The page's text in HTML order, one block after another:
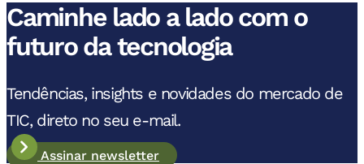
Caminhe lado a lado com o
futuro da tecnologia
Tendências, insights e novidades do mercado de
TIC, direto no seu e-mail.
Assinar newsletter